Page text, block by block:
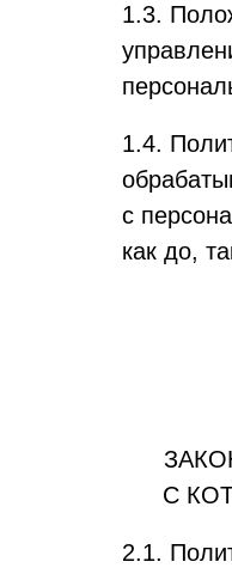
1.3.
1.4.
с
как до,
С
2.1.